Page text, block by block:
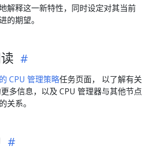
解释这一新特性，同时设定对其当前
的期望。
CPU 管理策略任务页面， 以了解有关
多信息，以及 CPU 管理器与其他节点
关系。